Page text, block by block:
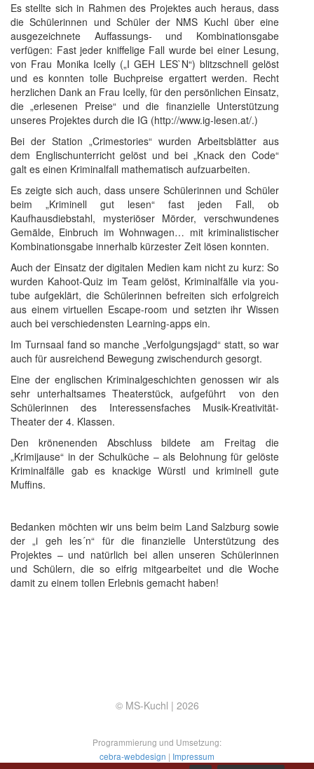
Es stellte sich in Rahmen des Projektes auch heraus, dass
die Schülerinnen und Schüler der NMS Kuchl über eine
ausgezeichnete Auffassungs- und Kombinationsgabe
verfügen: Fast jeder kniffelige Fall wurde bei einer Lesung,
von Frau Monika Icelly („I GEH LES`N“) blitzschnell gelöst
und es konnten tolle Buchpreise ergattert werden. Recht
herzlichen Dank an Frau Icelly, für den persönlichen Einsatz,
die „erlesenen Preise“ und die finanzielle Unterstützung
unseres Projektes durch die IG (http://www.ig-lesen.at/.)
Bei der Station „Crimestories“ wurden Arbeitsblätter aus
dem Englischunterricht gelöst und bei „Knack den Code“
galt es einen Kriminalfall mathematisch aufzuarbeiten.
Es zeigte sich auch, dass unsere Schülerinnen und Schüler
beim „Kriminell gut lesen“ fast jeden Fall, ob
Kaufhausdiebstahl, mysteriöser Mörder, verschwundenes
Gemälde, Einbruch im Wohnwagen… mit kriminalistischer
Kombinationsgabe innerhalb kürzester Zeit lösen konnten.
Auch der Einsatz der digitalen Medien kam nicht zu kurz: So
wurden Kahoot-Quiz im Team gelöst, Kriminalfälle via you-
tube aufgeklärt, die Schülerinnen befreiten sich erfolgreich
aus einem virtuellen Escape-room und setzten ihr Wissen
auch bei verschiedensten Learning-apps ein.
Im Turnsaal fand so manche „Verfolgungsjagd“ statt, so war
auch für ausreichend Bewegung zwischendurch gesorgt.
Eine der englischen Kriminalgeschichten genossen wir als
sehr unterhaltsames Theaterstück, aufgeführt von den
Schülerinnen des Interessensfaches Musik-Kreativität-
Theater der 4. Klassen.
Den krönenenden Abschluss bildete am Freitag die
„Krimijause“ in der Schulküche – als Belohnung für gelöste
Kriminalfälle gab es knackige Würstl und kriminell gute
Muffins.
Bedanken möchten wir uns beim beim Land Salzburg sowie
der „i geh les´n“ für die finanzielle Unterstützung des
Projektes – und natürlich bei allen unseren Schülerinnen
und Schülern, die so eifrig mitgearbeitet und die Woche
damit zu einem tollen Erlebnis gemacht haben!
© MS-Kuchl | 2026
Programmierung und Umsetzung:
cebra-webdesign | Impressum